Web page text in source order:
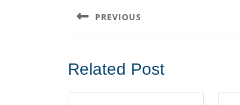
по
PREVIOUS
Related Post